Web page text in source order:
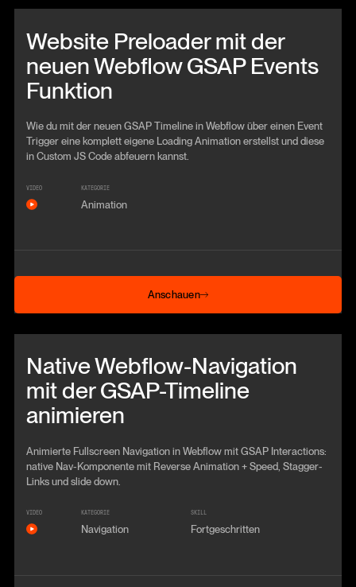
Website Preloader mit der
neuen Webflow GSAP Events
Funktion
Wie du mit der neuen GSAP Timeline in Webflow über einen Event
Trigger eine komplett eigene Loading Animation erstellst und diese
in Custom JS Code abfeuern kannst.
VIDEO KATEGORIE
Animation
Anschauen
Anschauen
Native Webflow-Navigation
mit der GSAP-Timeline
animieren
Animierte Fullscreen Navigation in Webflow mit GSAP Interactions:
native Nav-Komponente mit Reverse Animation + Speed, Stagger-
Links und slide down.
VIDEO KATEGORIE
Navigation
SKILL
Fortgeschritten